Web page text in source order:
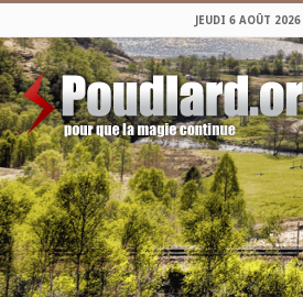
JEUDI 6 AOÛT 2026